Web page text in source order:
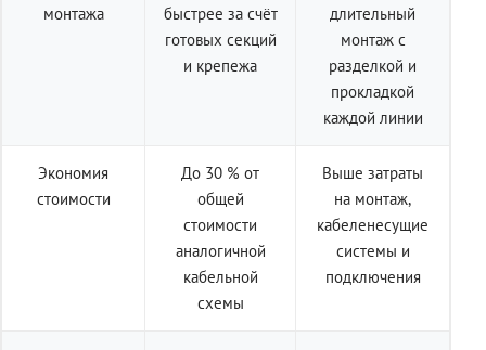
монтажа
быстрее за счёт
готовых секций
и крепежа
длительный
монтаж с
разделкой и
прокладкой
каждой линии
Экономия
стоимости
До 30 % от
общей
стоимости
аналогичной
кабельной
схемы
Выше затраты
на монтаж,
кабеленесущие
системы и
подключения